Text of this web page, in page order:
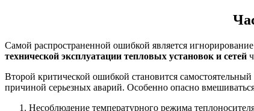
Самой распространенной ошибкой является
технической эксплуатации тепловых установок и сетей
Второй критической ошибкой становится
причиной серьезных аварий. Особенно опасно
Несоблюдение температурного режима